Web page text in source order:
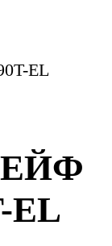
EL
EL